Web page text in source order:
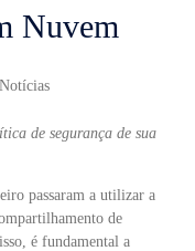
Nuvem
Notícias
de segurança de sua
passaram a utilizar a
de
é fundamental a